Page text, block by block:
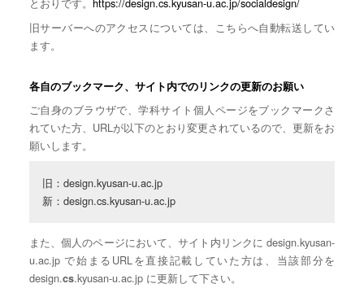
旧サーバーへのアクセスについては、こちらへ自動転送してい
ます。
各自のブックマーク、サイト内でのリンクの更新のお願い
ご自身のブラウザで、学科サイト個人ページをブックマークさ
れていた方、URLが以下のとおり変更されているので、更新をお
願いします。
旧：design.kyusan-u.ac.jp
新：design.cs.kyusan-u.ac.jp
また、個人のページにおいて、サイト内リンクに design.kyusan-
u.ac.jp で始まるURLを直接記載していた方は、当該部分を
design.cs.kyusan-u.ac.jp に更新して下さい。